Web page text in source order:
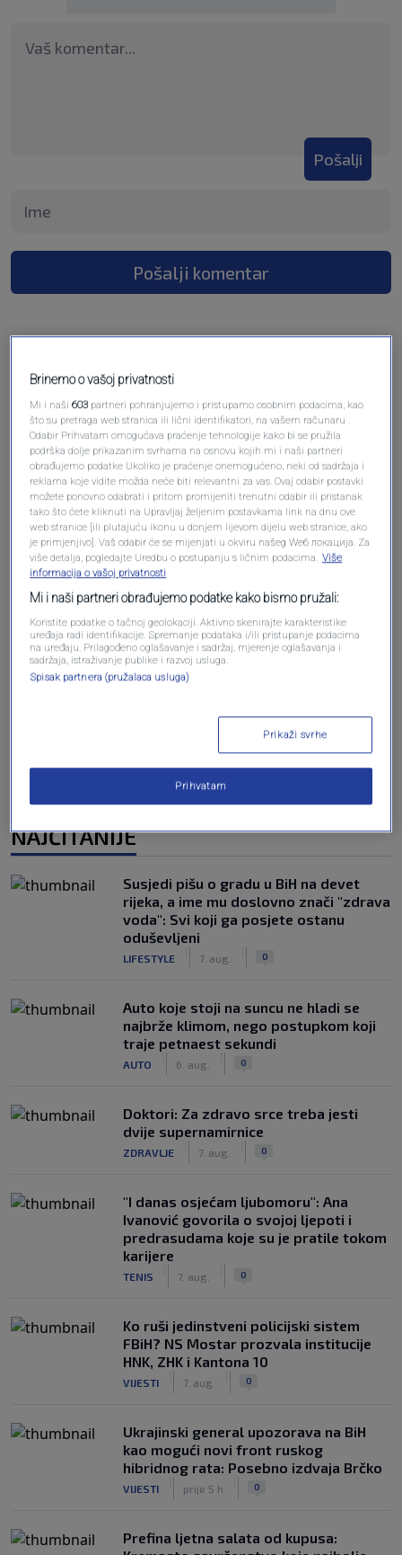
Pošalji
Pošalji komentar
Oglas
NAJČITANIJE
Susjedi pišu o gradu u BiH na devet
rijeka, a ime mu doslovno znači "zdrava
voda": Svi koji ga posjete ostanu
oduševljeni
LIFESTYLE 7. aug. 0
Auto koje stoji na suncu ne hladi se
najbrže klimom, nego postupkom koji
traje petnaest sekundi
AUTO 6. aug. 0
Doktori: Za zdravo srce treba jesti
dvije supernamirnice
ZDRAVLJE 7. aug. 0
"I danas osjećam ljubomoru": Ana
Ivanović govorila o svojoj ljepoti i
predrasudama koje su je pratile tokom
karijere
TENIS 7. aug. 0
Ko ruši jedinstveni policijski sistem
FBiH? NS Mostar prozvala institucije
HNK, ZHK i Kantona 10
VIJESTI 7. aug. 0
Ukrajinski general upozorava na BiH
kao mogući novi front ruskog
hibridnog rata: Posebno izdvaja Brčko
VIJESTI prije 5 h 0
Prefina ljetna salata od kupusa:
Brinemo o vašoj privatnosti
Mi i naši603 partneri pohranjujemo i pristupamo osobnim podacima, kao
što su pretraga web stranica ili lični identifikatori, na vašem računaru .
Odabir Prihvatam omogućava praćenje tehnologije kako bi se pružila
podrška dolje prikazanim svrhama na osnovu kojih mi i naši partneri
obrađujemo podatke Ukoliko je praćenje onemogućeno, neki od sadržaja i
reklama koje vidite možda neće biti relevantni za vas. Ovaj odabir postavki
možete ponovno odabrati i pritom promijeniti trenutni odabir ili pristanak
tako što ćete kliknuti na Upravljaj željenim postavkama link na dnu ove
web stranice [ili plutajuću ikonu u donjem lijevom dijelu web stranice, ako
je primjenjivo]. Vaš odabir će se mijenjati u okviru našeg Wеб локација. Za
više detalja, pogledajte Uredbu o postupanju s ličnim podacima. Više
informacija o vašoj privatnosti
Mi i naši partneri obrađujemo podatke kako bismo pružali:
Koristite podatke o tačnoj geolokaciji. Aktivno skenirajte karakteristike
uređaja radi identifikacije. Spremanje podataka i/ili pristupanje podacima
na uređaju. Prilagođeno oglašavanje i sadržaj, mjerenje oglašavanja i
sadržaja, istraživanje publike i razvoj usluga.
Spisak partnera (pružalaca usluga)
Prikaži svrhe
Prihvatam